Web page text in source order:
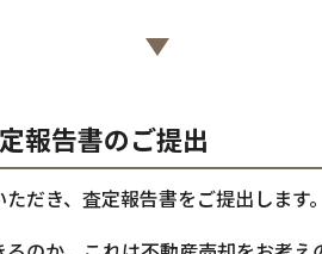
報告書のご提出
だき、査定報告書をご提出します。